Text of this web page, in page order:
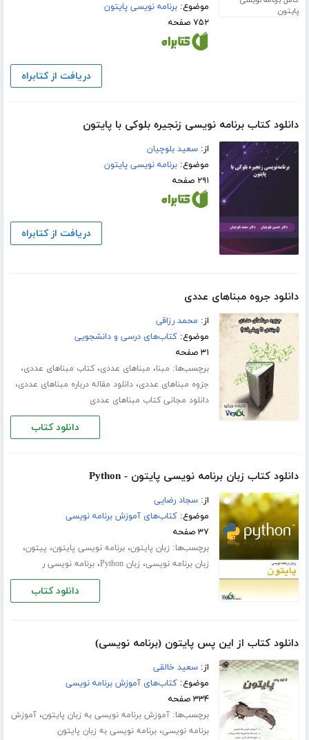
موضوع:برنامه نویسی پایتون
۷۵۲ صفحه
دریافت از کتابراه
دانلود کتاب برنامه نویسی زنجیره بلوکی با پایتون
از:سعید بلوچیان
موضوع:برنامه نویسی پایتون
۲۹۱ صفحه
دریافت از کتابراه
دانلود جروه مبناهای عددی
از: محمد رزاقی
موضوع:کتاب‌های درسی و دانشجویی
۳۱ صفحه
برچسب‌ها: مبنا، مبناهای عددی،کتاب مبناهای عددی،
جزوه مبناهای عددی،دانلود مقاله درباره مبناهای عددی،
دانلود مجانی کتاب مبناهای عددی
دانلود کتاب
دانلود کتاب زبان برنامه نویسی پایتون - Python
از:سجاد رضایی
موضوع:کتاب‌های آموزش برنامه نویسی
۳۷ صفحه
برچسب‌ها: زبان پایتون،برنامه نویسی پایتون، پیتون،
زبان برنامه نویسی، زبان Python ،برنامه نویسی ر
دانلود کتاب
دانلود کتاب از این پس پایتون (برنامه نویسی)
از:سعید خالقی
موضوع:کتاب‌های آموزش برنامه نویسی
۳۳۴ صفحه
برچسب‌ها:آموزش برنامه نویسی به زبان پایتون،آموزش
برنامه نویسی،برنامه نویسی به زبان پایتون